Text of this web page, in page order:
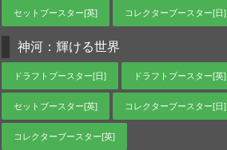
セットブースター[英] コレクターブースター[日]
神河：輝ける世界
ドラフトブースター[日] ドラフトブースター[英]
セットブースター[英] コレクターブースター[日]
コレクターブースター[英]